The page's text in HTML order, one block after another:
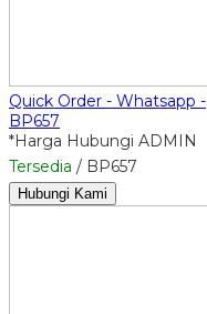
Quick Order - Whatsapp -
BP657
*Harga Hubungi ADMIN
Tersedia / BP657
Hubungi Kami